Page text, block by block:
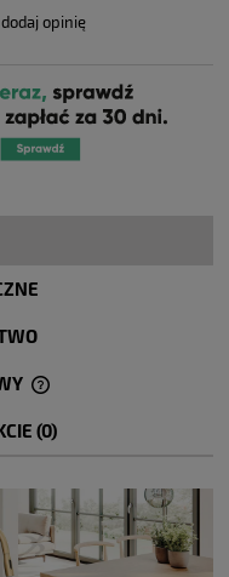
dodaj opinię
PŁATNOŚCI
(0)